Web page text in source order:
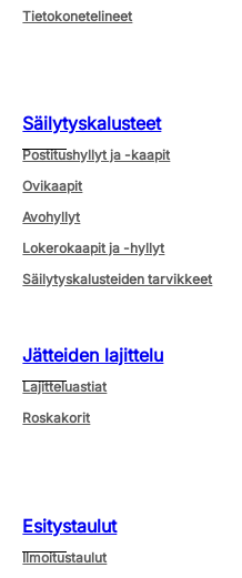
Tietokonetelineet
Säilytyskalusteet
Postitushyllyt ja -kaapit
Ovikaapit
Avohyllyt
Lokerokaapit ja -hyllyt
Säilytyskalusteiden tarvikkeet
Jätteiden lajittelu
Lajitteluastiat
Roskakorit
Esitystaulut
Ilmoitustaulut